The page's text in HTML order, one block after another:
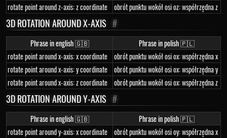
rotate point around z-axis: z coordinate
obrót punktu wokół osi oz: współrzędna z
3D ROTATION AROUND X-AXIS #
Phrase in english 🇬🇧
Phrase in polish 🇵🇱
rotate point around x-axis: x coordinate
obrót punktu wokół osi ox: współrzędna x
rotate point around x-axis: y coordinate
obrót punktu wokół osi ox: współrzędna y
rotate point around x-axis: z coordinate
obrót punktu wokół osi ox: współrzędna z
3D ROTATION AROUND Y-AXIS #
Phrase in english 🇬🇧
Phrase in polish 🇵🇱
rotate point around y-axis: x coordinate
obrót punktu wokół osi oy: współrzędna x